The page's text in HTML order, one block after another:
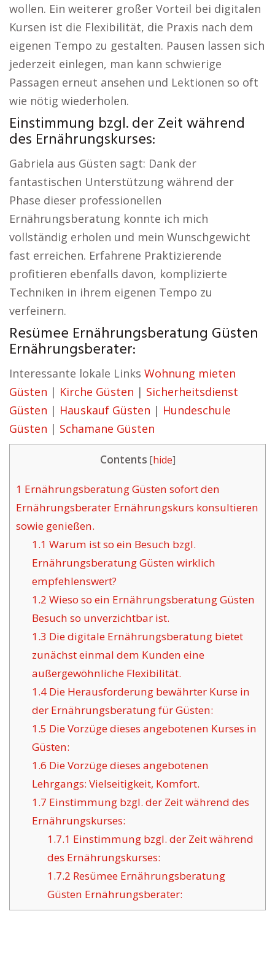
wollen. Ein weiterer großer Vorteil bei digitalen
Kursen ist die Flexibilität, die Praxis nach dem
eigenen Tempo zu gestalten. Pausen lassen sich
jederzeit einlegen, man kann schwierige
Passagen erneut ansehen und Lektionen so oft
wie nötig wiederholen.
Einstimmung bzgl. der Zeit während
des Ernährungskurses:
Gabriela aus Güsten sagt: Dank der
fantastischen Unterstützung während der
Phase dieser professionellen
Ernährungsberatung konnte ich mich
vollständig erholen und mein Wunschgewicht
fast erreichen. Erfahrene Praktizierende
profitieren ebenfalls davon, komplizierte
Techniken in ihrem eigenen Tempo zu
verfeinern.
Resümee Ernährungsberatung Güsten
Ernährungsberater:
Interessante lokale Links Wohnung mieten
Güsten | Kirche Güsten | Sicherheitsdienst
Güsten | Hauskauf Güsten | Hundeschule
Güsten | Schamane Güsten
Contents [hide]
1 Ernährungsberatung Güsten sofort den
Ernährungsberater Ernährungskurs konsultieren
sowie genießen.
1.1 Warum ist so ein Besuch bzgl.
Ernährungsberatung Güsten wirklich
empfehlenswert?
1.2 Wieso so ein Ernährungsberatung Güsten
Besuch so unverzichtbar ist.
1.3 Die digitale Ernährungsberatung bietet
zunächst einmal dem Kunden eine
außergewöhnliche Flexibilität.
1.4Die Herausforderung bewährter Kurse in
der Ernährungsberatung für Güsten:
1.5 Die Vorzüge dieses angebotenen Kurses in
Güsten:
1.6 Die Vorzüge dieses angebotenen
Lehrgangs: Vielseitigkeit, Komfort.
1.7 Einstimmung bzgl. der Zeit während des
Ernährungskurses:
1.7.1 Einstimmung bzgl. der Zeit während
des Ernährungskurses:
1.7.2 Resümee Ernährungsberatung
Güsten Ernährungsberater: